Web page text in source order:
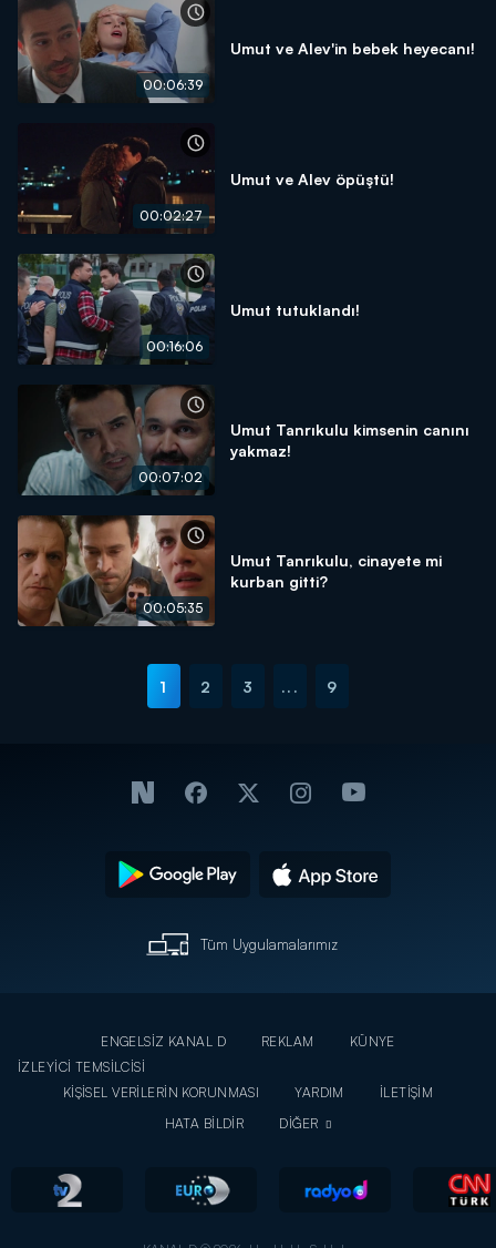
00:06:39
Umut ve Alev'in bebek heyecanı!
00:02:27
Umut ve Alev öpüştü!
00:16:06
Umut tutuklandı!
00:07:02
Umut Tanrıkulu kimsenin canını
yakmaz!
00:05:35
Umut Tanrıkulu, cinayete mi
kurban gitti?
1 2 3 ... 9
Tüm Uygulamalarımız
ENGELSİZ KANAL D REKLAM
KÜNYE
İZLEYİCİ TEMSİLCİSİ
KİŞİSEL VERİLERİN KORUNMASI
YARDIM
İLETİŞİM
HATA BİLDİR
DİĞER